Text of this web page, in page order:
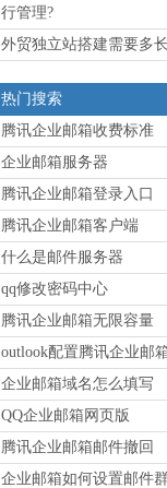
行管理?
外贸独立站搭建需要多
热门搜索
腾讯企业邮箱收费标准
企业邮箱服务器
腾讯企业邮箱登录入口
腾讯企业邮箱客户端
什么是邮件服务器
qq修改密码中心
腾讯企业邮箱无限容量
outlook配置腾讯企业邮
企业邮箱域名怎么填写
QQ企业邮箱网页版
腾讯企业邮箱邮件撤回
企业邮箱如何设置邮件